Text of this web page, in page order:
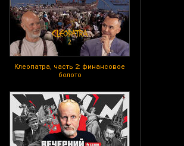
Клеопатра, часть 2: финансовое
болото